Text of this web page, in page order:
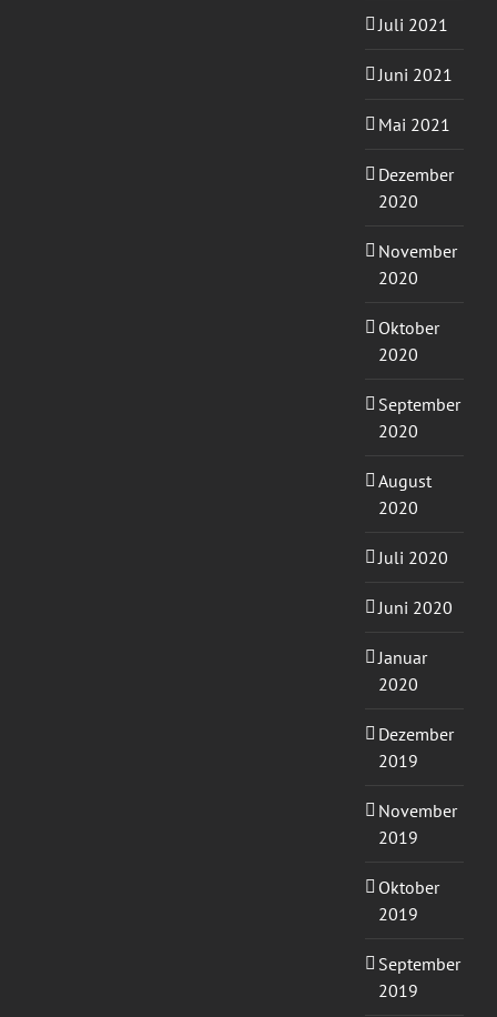
Juli 2021
Juni 2021
Mai 2021
Dezember
2020
November
2020
Oktober
2020
September
2020
August
2020
Juli 2020
Juni 2020
Januar
2020
Dezember
2019
November
2019
Oktober
2019
September
2019